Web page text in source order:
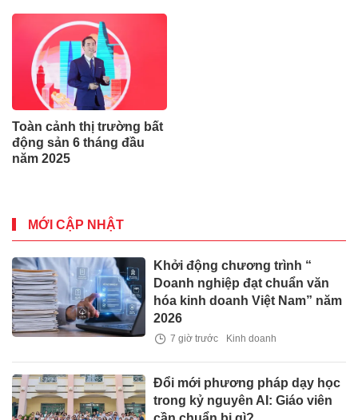
Việt
Toàn cảnh thị trường bất
động sản 6 tháng đầu
năm 2025
MỚI CẬP NHẬT
Khởi động chương trình “
Doanh nghiệp đạt chuẩn văn
hóa kinh doanh Việt Nam” năm
2026
7 giờ trước Kinh doanh
Đổi mới phương pháp dạy học
trong kỷ nguyên AI: Giáo viên